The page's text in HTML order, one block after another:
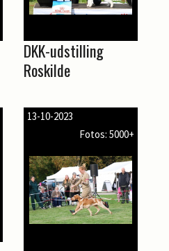
DKK-udstilling
Roskilde
13-10-2023
Fotos: 5000+